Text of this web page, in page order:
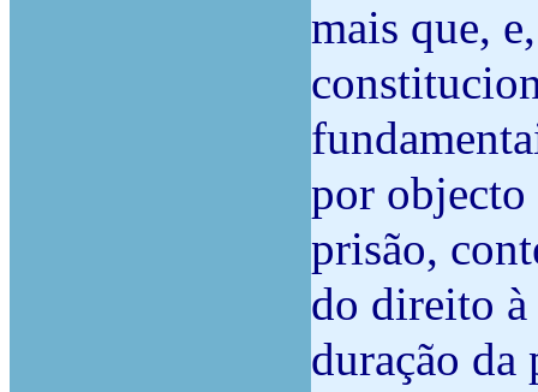
mais que,
por objecto
prisão,
do direito à
duração da